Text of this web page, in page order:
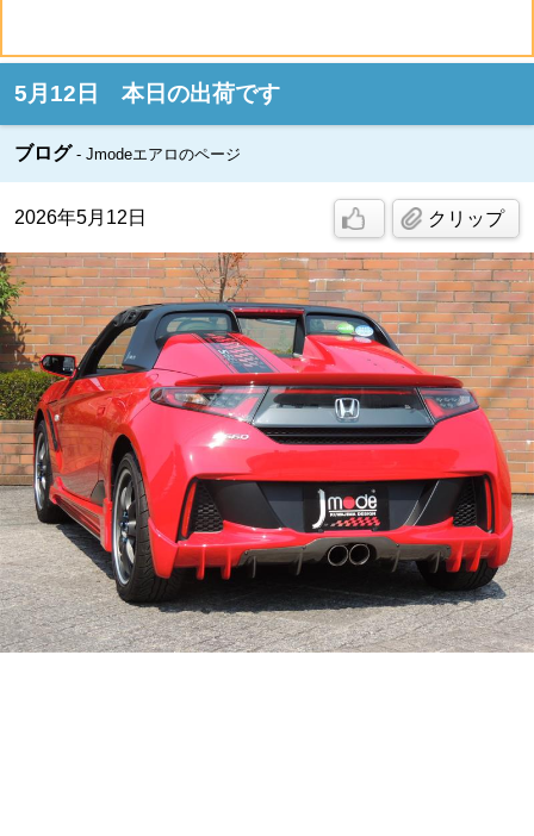
5月12日 本日の出荷です
ブログ Jmodeエアロのページ
2026年5月12日 クリップ